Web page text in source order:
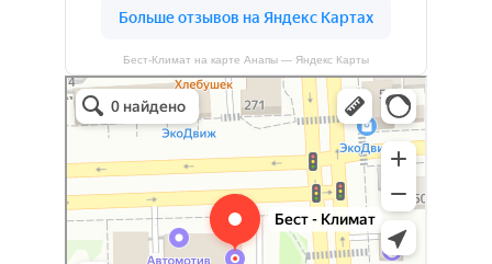
Бест-Климат на карте Анапы — Яндекс Карты
Бест-климат
Кондиционеры в Краснодаре